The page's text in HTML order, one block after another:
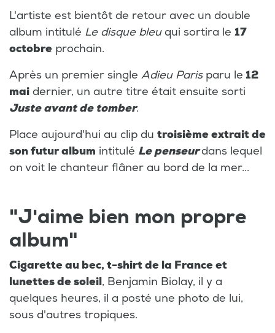
L'artiste est bientôt de retour avec un double
album intitulé Le disque bleuqui sortira le 17
octobre prochain.
Après un premier single Adieu Parisparu le 12
mai dernier, un autre titre était ensuite sorti
Juste avant de tomber.
Place aujourd'hui au clip du troisième extrait de
son futur album intitulé Le penseurdans lequel
on voit le chanteur flâner au bord de la mer...
"J'aime bien mon propre
album"
Cigarette au bec, t-shirt de la France et
lunettes de soleil, Benjamin Biolay, il y a
quelques heures, il a posté une photo de lui,
sous d'autres tropiques.